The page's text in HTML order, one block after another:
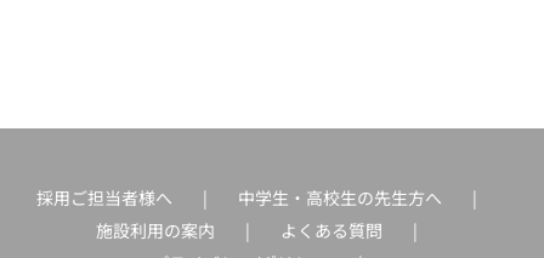
採用ご担当者様へ
中学生・高校生の先生方へ
施設利用の案内
よくある質問